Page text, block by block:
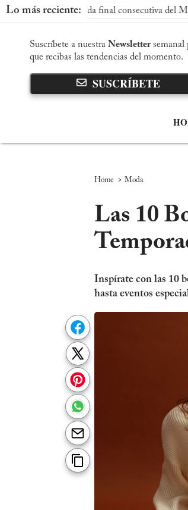
Lo más reciente:
su segunda final consecutiva del Mundial
Suscríbete a nuestra Newsletter semanal
que recibas las tendencias del momento.
SUSCRÍBETE
Home > Moda
Las 10
Inspírate con las 10
hasta eventos